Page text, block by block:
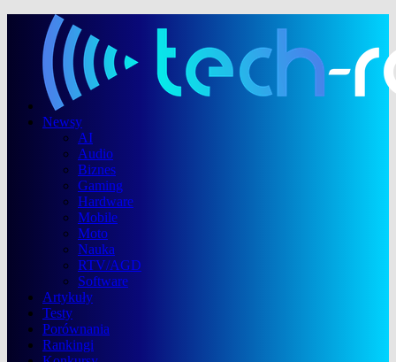
Newsy
AI
Audio
Biznes
Gaming
Hardware
Mobile
Moto
Nauka
RTV/AGD
Software
Artykuły
Testy
Porównania
Rankingi